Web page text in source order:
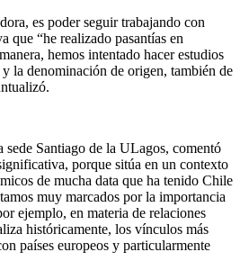
es poder seguir trabajando con
que “he realizado pasantías en
hemos intentado hacer estudios
la denominación de origen, también de
sede Santiago de la ULagos, comentó
porque sitúa en un contexto
de mucha data que ha tenido Chile
muy marcados por la importancia
ejemplo, en materia de relaciones
históricamente, los vínculos más
países europeos y particularmente